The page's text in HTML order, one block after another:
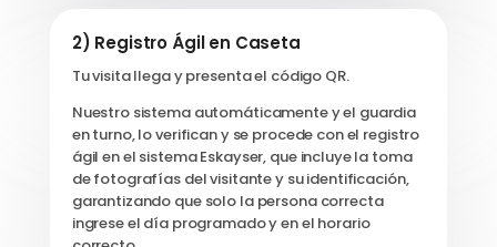
2) Registro Ágil en Caseta
Tu visita llega y presenta el código QR.
Nuestro sistema automáticamente y el guardia
en turno, lo verifican y se procede con el registro
ágil en el sistema Eskayser, que incluye la toma
de fotografías del visitante y su identificación,
garantizando que solo la persona correcta
ingrese el día programado y en el horario